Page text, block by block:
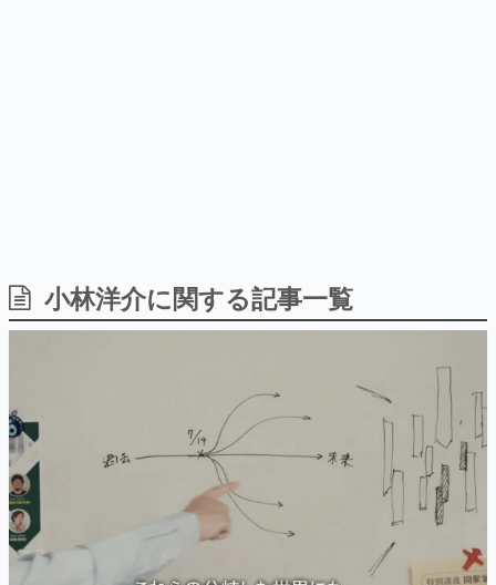
日本のモバイルゲーム史における主要なトピック・タイト
ルを網羅するほか、開発者へのインタビューや識者による
解説を掲載。約20年の歴史が一望できる決定版！
『うつヌケ』『ペンと箸』等で知られるマンガ家・田中圭
一先生によるゲーム業界レポートマンガです。
なんでゲームは面白い？
ゲーム開発者・hamatsu氏がゲームの魅力を画面や操作の
具体的な形から解き明かしていく、硬派で骨太な評論連載
ゲームが変えた日本語
「経験値」「裏技」「ラスボス」… ゲームにまつわる言葉
の起源や用法の変遷を、コンピューター文化史研究家・タ
巨大な“異次元構造物”が存在する世界を描く短編SF映画『幽霊の